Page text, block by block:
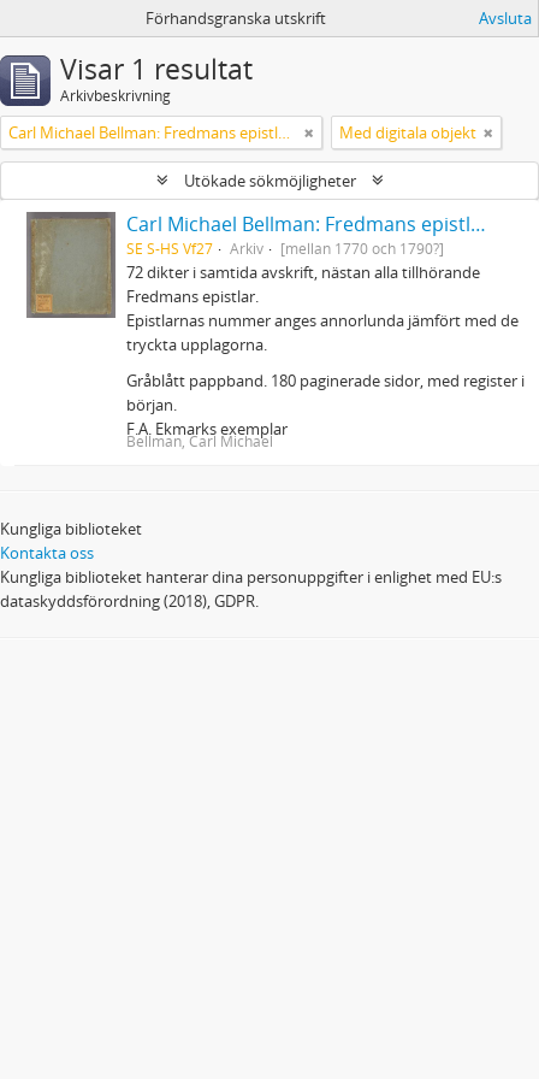
Förhandsgranska utskrift Avsluta
Visar 1 resultat
Arkivbeskrivning
Carl Michael Bellman: Fredmans epistlar m.m. Med digitala objekt
Utökade sökmöjligheter
Carl Michael Bellman: Fredmans epistlar m.m.
SE S-HS Vf27 Arkiv [mellan 1770 och 1790?]
72 dikter i samtida avskrift, nästan alla tillhörande
Fredmans epistlar.
Epistlarnas nummer anges annorlunda jämfört med de
tryckta upplagorna.
Gråblått pappband. 180 paginerade sidor, med register i
början.
F.A. Ekmarks exemplar
Bellman, Carl Michael
Kungliga biblioteket
Kontakta oss
Kungliga biblioteket hanterar dina personuppgifter i enlighet med EU:s
dataskyddsförordning (2018), GDPR.